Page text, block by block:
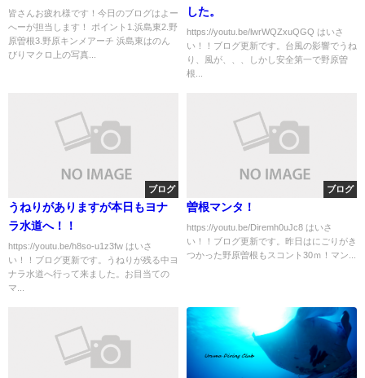
皆さんお疲れ様です！今日のブログはよー
へーが担当します！ ポイント1.浜島東2.野
原曽根3.野原キンメアーチ 浜島東はのん
びりマクロ上の写真...
した。
https://youtu.be/lwrWQZxuQGQ はいさ
い！！ブログ更新です。台風の影響でうね
り、風が、、、しかし安全第一で野原曽
根...
ブログ
うねりがありますが本日もヨナ
ラ水道へ！！
https://youtu.be/h8so-u1z3fw はいさ
い！！ブログ更新です。うねりが残る中ヨ
ナラ水道へ行って来ました。お目当ての
マ...
ブログ
曽根マンタ！
https://youtu.be/Diremh0uJc8 はいさ
い！！ブログ更新です。昨日はにごりがき
つかった野原曽根もスコント30ｍ！マン...